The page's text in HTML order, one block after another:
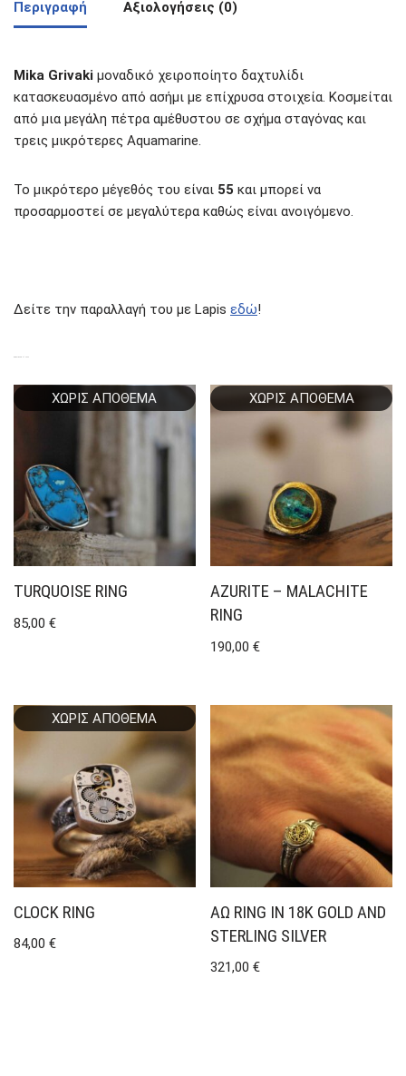
Περιγραφή Αξιολογήσεις (0)
Mika Grivaki μοναδικό χειροποίητο δαχτυλίδι
κατασκευασμένο από ασήμι με επίχρυσα στοιχεία. Κοσμείται
από μια μεγάλη πέτρα αμέθυστου σε σχήμα σταγόνας και
τρεις μικρότερες Aquamarine.
Το μικρότερο μέγεθός του είναι 55 και μπορεί να
προσαρμοστεί σε μεγαλύτερα καθώς είναι ανοιγόμενο.
Δείτε την παραλλαγή του με Lapis εδώ!
ΧΩΡΊΣ ΑΠΌΘΕΜΑ
TURQUOISE RING
85,00 €
ΧΩΡΊΣ ΑΠΌΘΕΜΑ
AZURITE – MALACHITE
RING
190,00€
ΧΩΡΊΣ ΑΠΌΘΕΜΑ
CLOCK RING
84,00 €
ΑΩ RING IN 18K GOLD AND
STERLING SILVER
321,00€